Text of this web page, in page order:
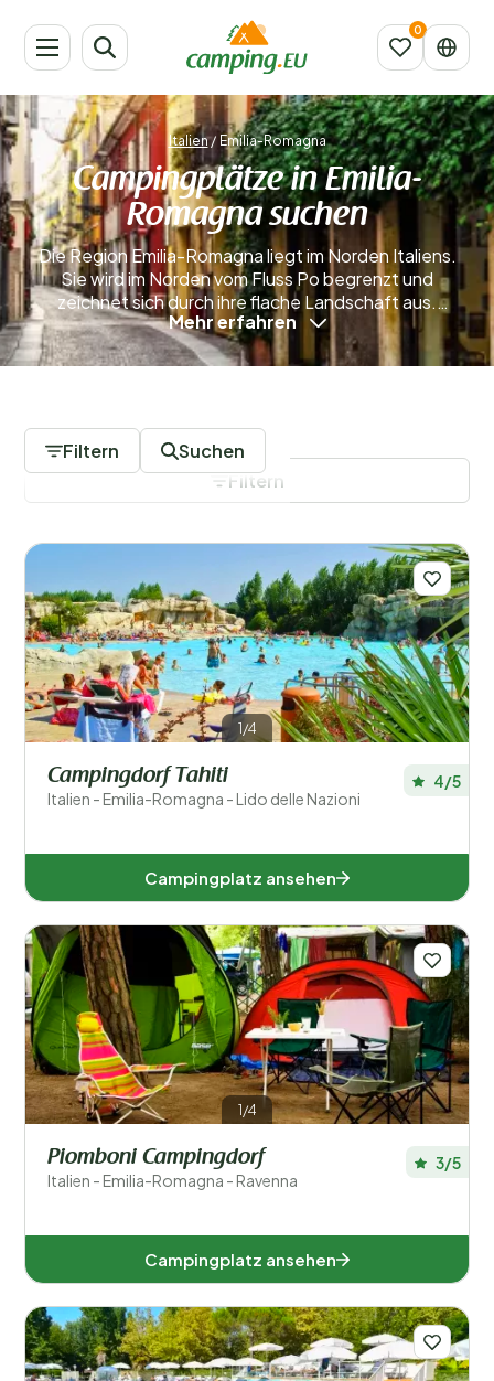
Italien/ Emilia-Romagna
Campingplätze in Emilia-
Romagna suchen
Die Region Emilia-Romagna liegt im Norden Italiens.
Sie wird im Norden vom Fluss Po begrenzt und
zeichnet sich durch ihre flache Landschaft aus.
Dadurch ist Emilia-Romagna ideal für einen
Campingurlaub geeignet. Die Landwirtschaft ist hier
die wichtigste Einnahmequelle, und zudem gibt es
Lambrusco, probiert.
Mehr erfahren
Filtern Suchen
Orte
Beliebte Filter
Schwimmen
Allgemein
Sport und Freizeit
Filter speichern
Filtern
1/4
Campingdorf Tahiti
Italien - Emilia-Romagna - Lido delle Nazioni
4/5
Campingplatz ansehen
1/4
Piomboni Campingdorf
Italien - Emilia-Romagna - Ravenna
3/5
Campingplatz ansehen